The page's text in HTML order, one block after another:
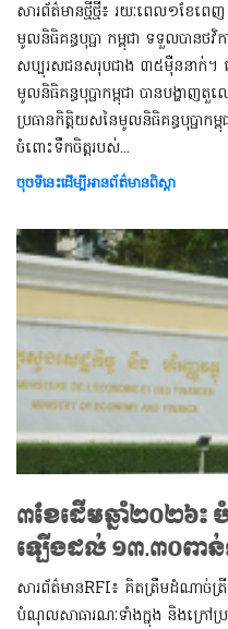
សារព័ត៌មានថ្មីថ្មី៖ រយៈពេល១ខែព
មូលនិធិគន្ធបុប្ផា កម្ពុជា ទទួលបានថ
សប្បុរសជនសរុបជាង ៣៥ម៉ឺននាក់។
មូលនិធិគន្ធបុប្ផាកម្ពុជា បាន​បង្ហាញ
ប្រធានកិត្តិយសនៃមូលនិធិគន្ធបុប្ផាក
ចំពោះទឹកចិត្តរបស់​​​...
ចុចទីនេះដើម្បីអានព័ត៌មានពិស្តា
៣ខែដើមឆ្នាំ២០២៦
ឡើងដល់ ១៣.៣០ពាន់
សារព័ត៌មានRFI៖ គិតត្រឹមដំណាច់ត្រី
បំណុលសាធារណៈទាំងក្នុង និងក្រៅ